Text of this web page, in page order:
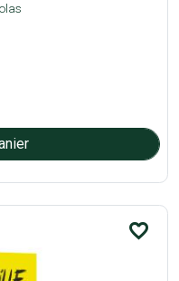
favorite_border